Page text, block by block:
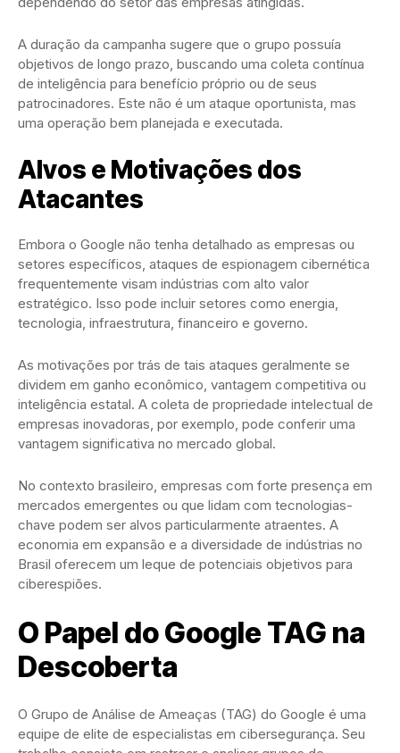
A duração da campanha sugere que o grupo possuía
objetivos de longo prazo, buscando uma coleta contínua
de inteligência para benefício próprio ou de seus
patrocinadores. Este não é um ataque oportunista, mas
uma operação bem planejada e executada.
Alvos e Motivações dos
Atacantes
Embora o Google não tenha detalhado as empresas ou
setores específicos, ataques de espionagem cibernética
frequentemente visam indústrias com alto valor
estratégico. Isso pode incluir setores como energia,
tecnologia, infraestrutura, financeiro e governo.
As motivações por trás de tais ataques geralmente se
dividem em ganho econômico, vantagem competitiva ou
inteligência estatal. A coleta de propriedade intelectual de
empresas inovadoras, por exemplo, pode conferir uma
vantagem significativa no mercado global.
No contexto brasileiro, empresas com forte presença em
mercados emergentes ou que lidam com tecnologias-
chave podem ser alvos particularmente atraentes. A
economia em expansão e a diversidade de indústrias no
Brasil oferecem um leque de potenciais objetivos para
ciberespiões.
O Papel do Google TAG na
Descoberta
O Grupo de Análise de Ameaças (TAG) do Google é uma
equipe de elite de especialistas em cibersegurança. Seu